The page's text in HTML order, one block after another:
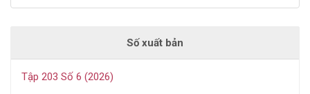
Số xuất bản
Tập 203 Số 6 (2026)